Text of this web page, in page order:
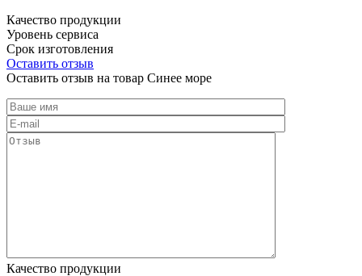
Качество продукции
Уровень сервиса
Срок изготовления
Оставить отзыв
Оставить отзыв на товар Синее море
Качество продукции